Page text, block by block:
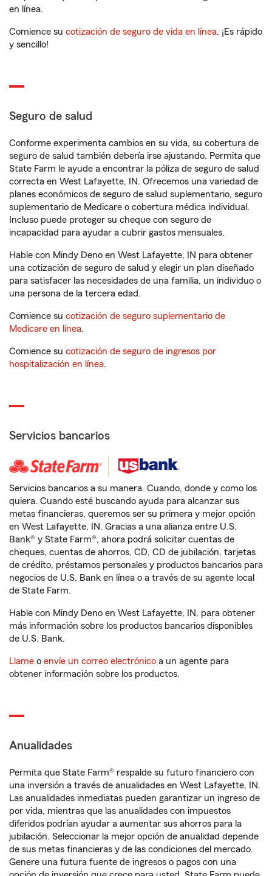
en línea.
Comience su cotización de seguro de vida en línea. ¡Es rápido
y sencillo!
Seguro de salud
Conforme experimenta cambios en su vida, su cobertura de
seguro de salud también debería irse ajustando. Permita que
State Farm le ayude a encontrar la póliza de seguro de salud
correcta en West Lafayette, IN. Ofrecemos una variedad de
planes económicos de seguro de salud suplementario, seguro
suplementario de Medicare o cobertura médica individual.
Incluso puede proteger su cheque con seguro de
incapacidad para ayudar a cubrir gastos mensuales.
Hable con Mindy Deno en West Lafayette, IN para obtener
una cotización de seguro de salud y elegir un plan diseñado
para satisfacer las necesidades de una familia, un individuo o
una persona de la tercera edad.
Comience su cotización de seguro suplementario de
Medicare en línea.
Comience su cotización de seguro de ingresos por
hospitalización en línea.
Servicios bancarios
Servicios bancarios a su manera. Cuando, donde y como los
quiera. Cuando esté buscando ayuda para alcanzar sus
metas financieras, queremos ser su primera y mejor opción
en West Lafayette, IN. Gracias a una alianza entre U.S.
Bank® y State Farm®, ahora podrá solicitar cuentas de
cheques, cuentas de ahorros, CD, CD de jubilación, tarjetas
de crédito, préstamos personales y productos bancarios para
negocios de U.S. Bank en línea o a través de su agente local
de State Farm.
Hable con Mindy Deno en West Lafayette, IN, para obtener
más información sobre los productos bancarios disponibles
de U.S. Bank.
Llame o envíe un correo electrónico a un agente para
obtener información sobre los productos.
Anualidades
Permita que State Farm® respalde su futuro financiero con
una inversión a través de anualidades en West Lafayette, IN.
Las anualidades inmediatas pueden garantizar un ingreso de
por vida, mientras que las anualidades con impuestos
diferidos podrían ayudar a aumentar sus ahorros para la
jubilación. Seleccionar la mejor opción de anualidad depende
de sus metas financieras y de las condiciones del mercado.
Genere una futura fuente de ingresos o pagos con una